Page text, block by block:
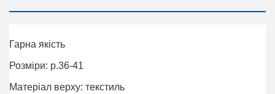
Гарна якість
Розміри: р.36-41
Матеріал верху: текстиль